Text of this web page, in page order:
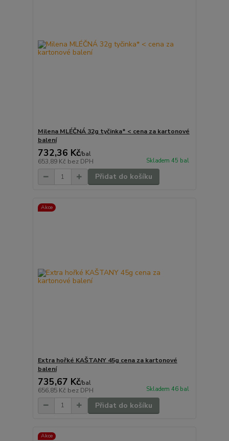
Milena MLÉČNÁ 32g tyčinka* < cena za kartonové
balení
732,36 Kč/bal
653,89 Kč bez DPH Skladem 45 bal
Přidat do košíku
Akce
Extra hořké KAŠTANY 45g cena za kartonové
balení
735,67 Kč/bal
656,85 Kč bez DPH Skladem 46 bal
Přidat do košíku
Akce